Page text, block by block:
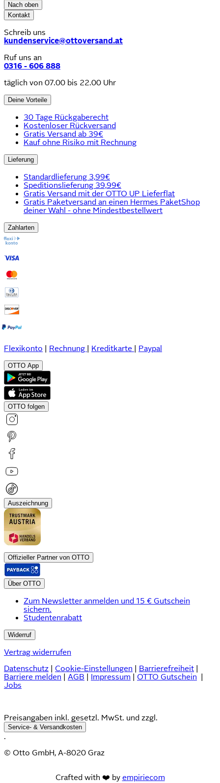
Nach oben
Kontakt
Schreib uns
kundenservice@ottoversand.at
Ruf uns an
0316 - 606 888
täglich von 07.00 bis 22.00 Uhr
Deine Vorteile
30 Tage Rückgaberecht
Kostenloser Rückversand
Gratis Versand ab 39€
Kauf ohne Risiko mit Rechnung
Lieferung
Standardlieferung 3,99€
Speditionslieferung 39,99€
Gratis Versand mit der OTTO UP Lieferflat
Gratis Paketversand an einen Hermes PaketShop
deiner Wahl - ohne Mindestbestellwert
Zahlarten
Flexikonto Rechnung Kreditkarte Paypal
OTTO App
OTTO folgen
Auszeichnung
Offizieller Partner von OTTO
Über OTTO
Zum Newsletter anmelden und 15 € Gutschein
sichern.
Studentenrabatt
Widerruf
Vertrag widerrufen
Datenschutz
Cookie-Einstellungen Barrierefreiheit
Barriere melden
AGB Impressum OTTO Gutschein
Jobs
Preisangaben inkl. gesetzl. MwSt. und zzgl.
Service- & Versandkosten
.
© Otto GmbH, A-8020 Graz
Crafted with ❤️ by empiriecom